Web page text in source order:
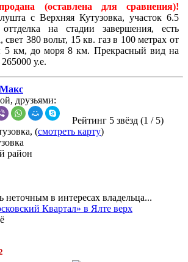
(оставлена для сравнения)!
с Верхняя Кутузовка, участок 6.5
на стадии завершения, есть
свет 380 вольт, 15 кв. газ в 100 метрах от
км, до моря 8 км. Прекрасный вид на
у.е.
Макс
друзьями:
Рейтинг 5 звёзд (1 / 5)
(смотреть карту)
район
в интересах владельца...